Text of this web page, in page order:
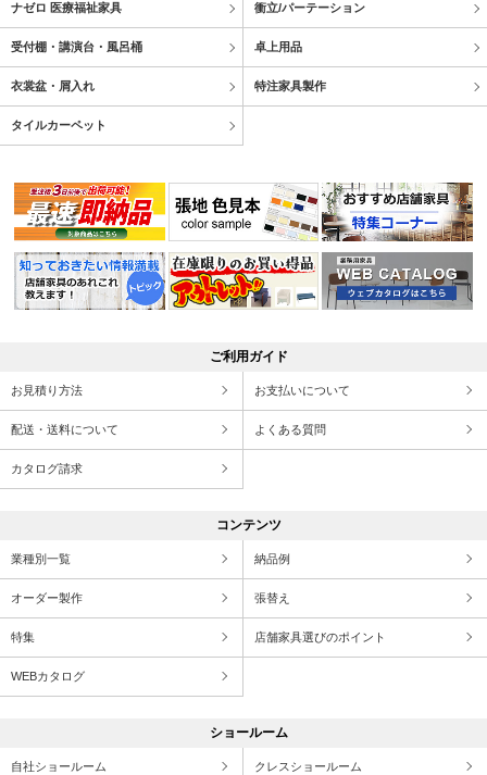
ナゼロ 医療福祉家具 衝立/パーテーション
受付棚・講演台・風呂桶 卓上用品
衣裳盆・屑入れ 特注家具製作
タイルカーペット
ご利用ガイド
お見積り方法 お支払いについて
配送・送料について よくある質問
カタログ請求
コンテンツ
業種別一覧 納品例
オーダー製作 張替え
特集 店舗家具選びのポイント
WEBカタログ
ショールーム
自社ショールーム クレスショールーム